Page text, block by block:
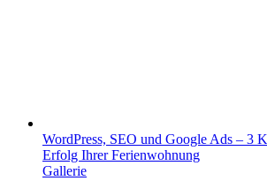
WordPress, SEO und Google Ads – 3
Erfolg Ihrer Ferienwohnung
Gallerie